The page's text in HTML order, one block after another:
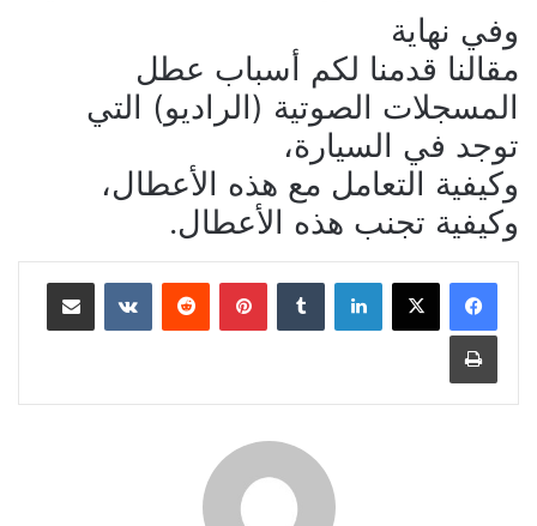
وفي نهاية
مقالنا قدمنا لكم أسباب عطل
المسجلات الصوتية (الراديو) التي
توجد في السيارة،
وكيفية التعامل مع هذه الأعطال،
وكيفية تجنب هذه الأعطال.
لينكدإن بينتيريست مشاركة عبر البريد
طباعة